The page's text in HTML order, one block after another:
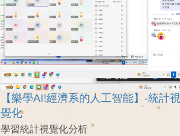
【樂學AI!經濟系的人工智能】-統計視
覺化
學習統計視覺化分析